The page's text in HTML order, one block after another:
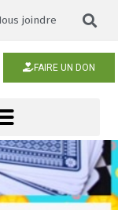
joindre
FAIRE UN DON